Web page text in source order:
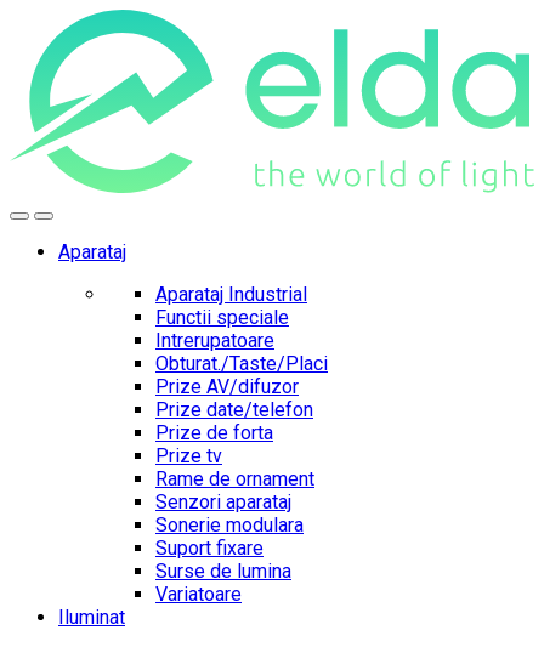
navigation
content
Aparataj
Aparataj Industrial
Functii speciale
Intrerupatoare
Obturat./Taste/Placi
Prize AV/difuzor
Prize date/telefon
Prize de forta
Prize tv
Rame de ornament
Senzori aparataj
Sonerie modulara
Suport fixare
Surse de lumina
Variatoare
Iluminat